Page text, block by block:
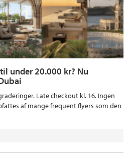
under 20.000 kr? Nu
Late checkout kl. 16. Ingen
af mange frequent flyers som den